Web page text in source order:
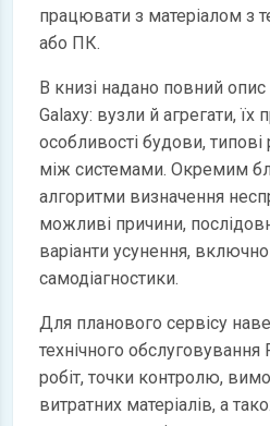
працювати з матеріалом з
або ПК.
В книзі надано повний опис
Galaxy: вузли й агрегати, їх
особливості будови, типові
між системами. Окремим
алгоритми визначення
можливі причини,
варіанти усунення,
самодіагностики.
Для планового сервісу
технічного обслуговування
робіт, точки контролю,
витратних матеріалів, а